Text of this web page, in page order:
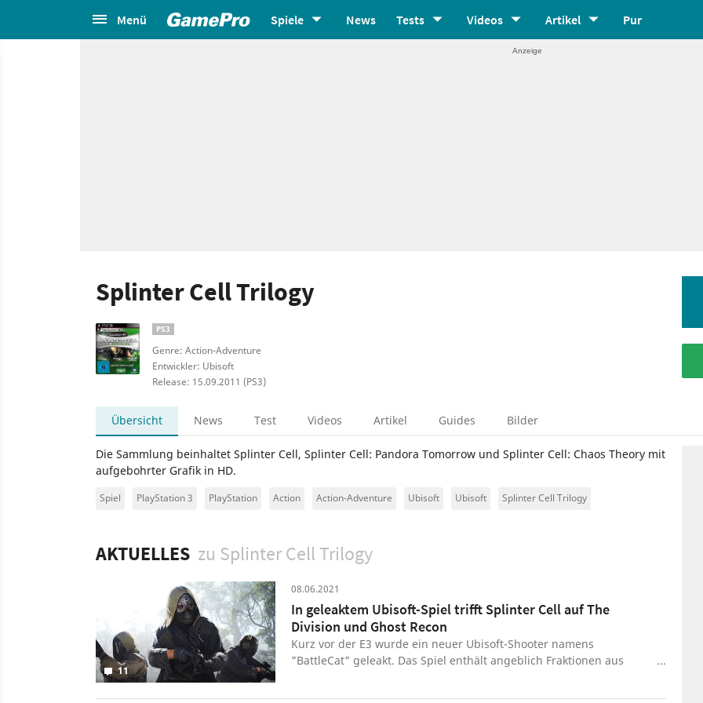
Menü Spiele News Tests Videos Artikel Pur
Splinter Cell Trilogy
PS3
Genre: Action-Adventure
Entwickler: Ubisoft
Release: 15.09.2011 (PS3)
Übersicht News Test Videos Artikel Guides Bilder
Die Sammlung beinhaltet Splinter Cell, Splinter Cell: Pandora Tomorrow und Splinter Cell: Chaos Theory mit
aufgebohrter Grafik in HD.
Spiel PlayStation 3 PlayStation Action Action-Adventure Ubisoft Ubisoft Splinter Cell Trilogy
AKTUELLES zu Splinter Cell Trilogy
11
08.06.2021
In geleaktem Ubisoft-Spiel trifft Splinter Cell auf The
Division und Ghost Recon
Kurz vor der E3 wurde ein neuer Ubisoft-Shooter namens
"BattleCat" geleakt. Das Spiel enthält angeblich Fraktionen aus